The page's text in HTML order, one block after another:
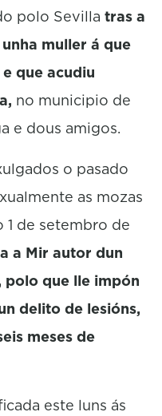
polo Sevilla tras a
muller á que
que acudiu
no municipio de
e dous amigos.
o pasado
as mozas
1 de setembro de
a Mir autor dun
polo que lle impón
delito de lesións,
meses de
este luns ás